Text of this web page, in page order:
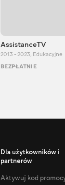
AssistanceTV
2013 - 2023, Edukacyjne
BEZPŁATNIE
Dla użytkowników i
partnerów
Aktywuj kod